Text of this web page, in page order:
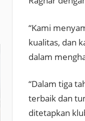
“Kami
kualitas, dan
dalam
“Dalam tiga
terbaik dan
ditetapkan